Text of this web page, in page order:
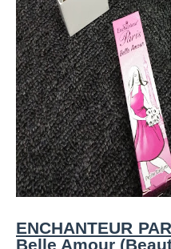
ENCHANTEUR
Belle Amour